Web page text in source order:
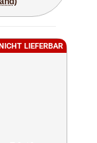
LIEFERBAR